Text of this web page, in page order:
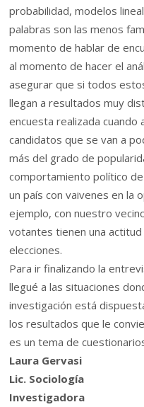
probabilidad, modelos
palabras son las menos
momento de hablar de
al momento de hacer el
asegurar que si todos
llegan a resultados muy
encuesta realizada cuando
candidatos que se van a
más del grado de
comportamiento político
un país con vaivenes en la
ejemplo, con nuestro
votantes tienen una
elecciones.
Para ir finalizando la
llegué a las situaciones
investigación está
los resultados que le
es un tema de
Laura Gervasi
Lic. Sociología
Investigadora